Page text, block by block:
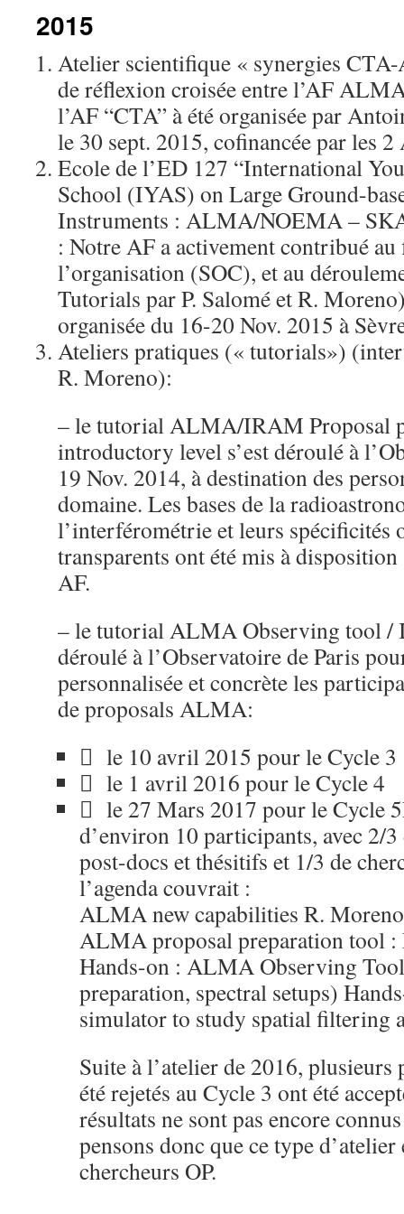
2015
Atelier scientifique « synergies
de réflexion croisée entre l’AF
l’AF “CTA” à été organisée par
le 30 sept. 2015, cofinancée par les 2
Ecole de l’ED 127 “International
School (IYAS) on Large Ground-
Instruments : ALMA/NOEMA –
: Notre AF a activement contribué au
l’organisation (SOC), et au
Tutorials par P. Salomé et R.
organisée du 16-20 Nov. 2015 à
Ateliers pratiques (« tutorials»)
R. Moreno):
– le tutorial ALMA/IRAM Proposal
introductory level s’est déroulé à
19 Nov. 2014, à destination des
domaine. Les bases de la
l’interférométrie et leurs spécificités
transparents ont été mis à
AF.
– le tutorial ALMA Observing tool /
déroulé à l’Observatoire de Paris
personnalisée et concrète les
de proposals ALMA:
 le 10 avril 2015 pour le Cycle 3
 le 1 avril 2016 pour le Cycle 4
 le 27 Mars 2017 pour le Cycle
d’environ 10 participants, avec 2/
post-docs et thésitifs et 1/3 de
l’agenda couvrait :
ALMA new capabilities R.
ALMA proposal preparation tool
Hands-on : ALMA Observing
preparation, spectral setups)
simulator to study spatial filtering
Suite à l’atelier de 2016, plusieurs
été rejetés au Cycle 3 ont été
résultats ne sont pas encore
pensons donc que ce type
chercheurs OP.